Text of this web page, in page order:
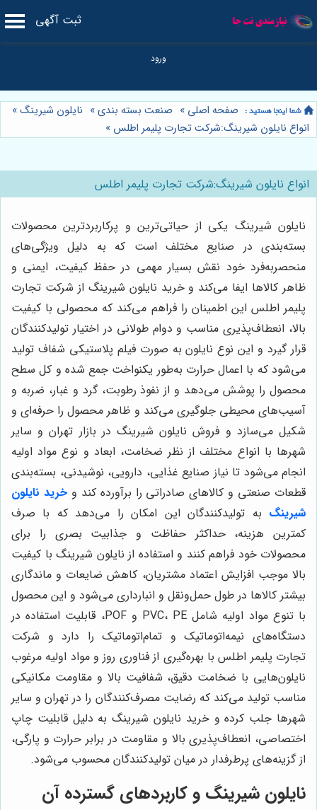
ثبت آگهی
صفحه اصلی » صنعت بسته بندی» نایلون شیرینگ»
انواع نایلون شیرینگ:شرکت تجارت پلیمر اطلس »
انواع نایلون شیرینگ:شرکت تجارت پلیمر اطلس
نایلون شیرینگ یکی از حیاتی‌ترین و پرکاربردترین محصولات
بسته‌بندی در صنایع مختلف است که به دلیل ویژگی‌های
منحصربه‌فرد خود نقش بسیار مهمی در حفظ کیفیت، ایمنی و
ظاهر کالاها ایفا می‌کند و خرید نایلون شیرینگ از شرکت تجارت
پلیمر اطلس این اطمینان را فراهم می‌کند که محصولی با کیفیت
بالا، انعطاف‌پذیری مناسب و دوام طولانی در اختیار تولیدکنندگان
قرار گیرد و این نوع نایلون به صورت فیلم پلاستیکی شفاف تولید
می‌شود که با اعمال حرارت به‌طور یکنواخت جمع شده و کل سطح
محصول را پوشش می‌دهد و از نفوذ رطوبت، گرد و غبار، ضربه و
آسیب‌های محیطی جلوگیری می‌کند و ظاهر محصول را حرفه‌ای و
شکیل می‌سازد و فروش نایلون شیرینگ در بازار تهران و سایر
شهرها با انواع مختلف از نظر ضخامت، ابعاد و نوع مواد اولیه
انجام می‌شود تا نیاز صنایع غذایی، دارویی، نوشیدنی، بسته‌بندی
قطعات صنعتی و کالاهای صادراتی را برآورده کند وخرید نایلون
شیرینگ به تولیدکنندگان این امکان را می‌دهد که با صرف
کمترین هزینه، حداکثر حفاظت و جذابیت بصری را برای
محصولات خود فراهم کنند و استفاده از نایلون شیرینگ با کیفیت
بالا موجب افزایش اعتماد مشتریان، کاهش ضایعات و ماندگاری
بیشتر کالاها در طول حمل‌ونقل و انبارداری می‌شود و این محصول
با تنوع مواد اولیه شامل PVC، PE و POF، قابلیت استفاده در
دستگاه‌های نیمه‌اتوماتیک و تمام‌اتوماتیک را دارد و شرکت
تجارت پلیمر اطلس با بهره‌گیری از فناوری روز و مواد اولیه مرغوب
نایلون‌هایی با ضخامت دقیق، شفافیت بالا و مقاومت مکانیکی
مناسب تولید می‌کند که رضایت مصرف‌کنندگان را در تهران و سایر
شهرها جلب کرده و خرید نایلون شیرینگ به دلیل قابلیت چاپ
اختصاصی، انعطاف‌پذیری بالا و مقاومت در برابر حرارت و پارگی،
از گزینه‌های پرطرفدار در میان تولیدکنندگان محسوب می‌شود.
نایلون شیرینگ و کاربردهای گسترده آن